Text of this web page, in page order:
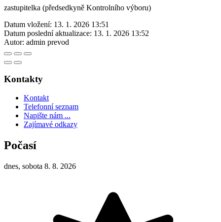
zastupitelka (předsedkyně Kontrolního výboru)
Datum vložení: 13. 1. 2026 13:51
Datum poslední aktualizace: 13. 1. 2026 13:52
Autor: admin prevod
Kontakty
Kontakt
Telefonní seznam
Napište nám ...
Zajímavé odkazy
Počasí
dnes, sobota 8. 8. 2026